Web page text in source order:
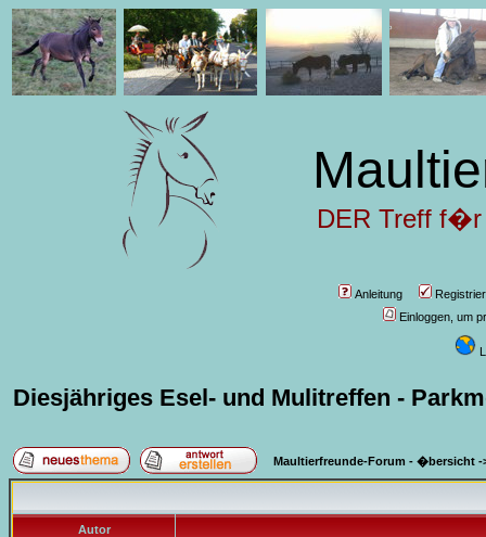
DER Treff f�r
Anleitung
Einloggen, um
Diesjähriges Esel- und Mulitreffen -
Maultierfreunde-Forum - �bersicht -
Autor